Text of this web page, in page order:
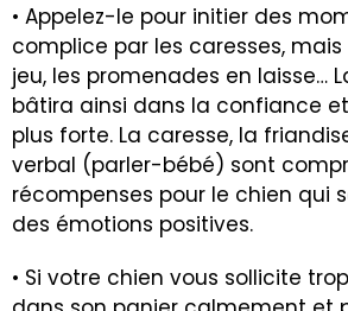
• Appelez-le pour initier des
complice par les caresses,
jeu, les promenades en laisse…
bâtira ainsi dans la confiance
plus forte. La caresse, la
verbal (parler-bébé) sont
récompenses pour le chien qui
des émotions positives.
• Si votre chien vous sollicite